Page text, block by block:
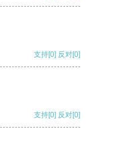
支持[0] 反对[0]
支持[0] 反对[0]